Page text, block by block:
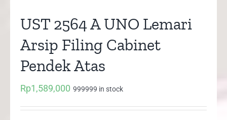
UST 2564 A UNO Lemari
Arsip Filing Cabinet
Pendek Atas
Rp1,589,000 999999 in stock